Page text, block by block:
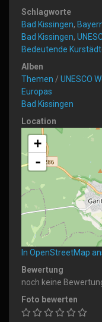
Schlagworte
Bad Kissingen,
Bad Kissingen,
Bedeutende
Alben
Themen / UNESCO
Europas
Bad Kissingen
Location
+
-
In OpenStreetMap
Bewertung
noch keine
Foto bewerten